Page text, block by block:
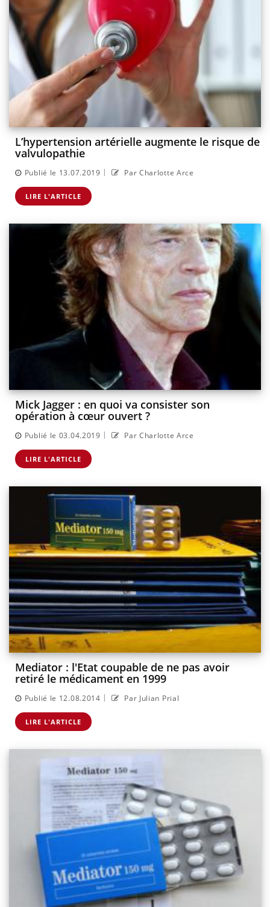
L’hypertension artérielle augmente le risque de
valvulopathie
Publié le 13.07.2019 | Par Charlotte Arce
LIRE L'ARTICLE
Mick Jagger : en quoi va consister son
opération à cœur ouvert ?
Publié le 03.04.2019 | Par Charlotte Arce
LIRE L'ARTICLE
Mediator : l'Etat coupable de ne pas avoir
retiré le médicament en 1999
Publié le 12.08.2014 | Par Julian Prial
LIRE L'ARTICLE